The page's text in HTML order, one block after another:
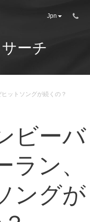
Jpn
ーチ
ットソングが続くの？
ビーバ
ラン、
ングが